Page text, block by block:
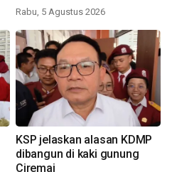
Rabu, 5 Agustus 2026
KSP jelaskan alasan KDMP
dibangun di kaki gunung
Ciremai